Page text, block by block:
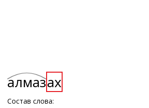
алмазах
Состав слова: